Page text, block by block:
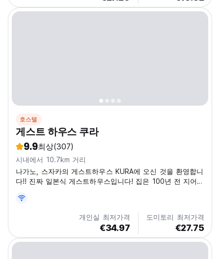
호스텔
게스트 하우스 쿠라
9.9최상(307)
시내에서 10.7km 거리
나가노, 스자카의 게스트하우스 KURA에 오신 것을 환영합니
다!! 진짜 일본식 게스트하우스입니다! 집은 100년 전 지어졌
모든 객실은 다다미를 갖추고 있고, 전통 요를 가지고 있습니
다. 편안하고 아늑한 객실에서 지내면서 전통 일본 생활양식
을 체험할 수 있습니다. 게스트하우스 내부의 선반, 계단, 미
닫이문, 장식 등은 원래 가구를 그대로 사용하여, 에도와 메
이지 시대의 분위기를 보존하고 있습니다....
개인실 최저가격
€34.97
도미토리 최저가격
€27.75